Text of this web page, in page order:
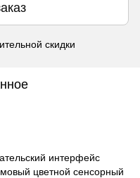
скидки
интерфейс
цветной сенсорный